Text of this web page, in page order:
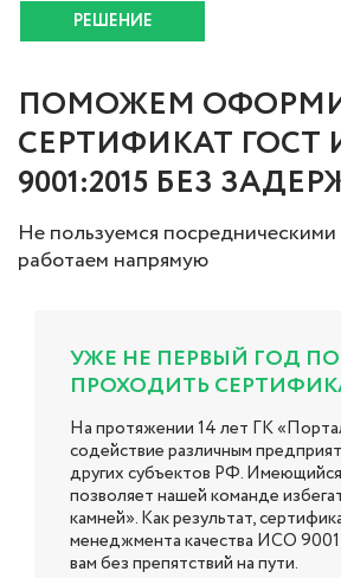
РЕШЕНИЕ
ПОМОЖЕМ
СЕРТИФИКАТ ГОСТ
9001:2015 БЕЗ
Не пользуемся посредническими
работаем напрямую
УЖЕ НЕ ПЕРВЫЙ ГОД
ПРОХОДИТЬ
На протяжении 14 лет ГК
содействие различным
других субъектов РФ.
позволяет нашей команде
камней». Как результат,
менеджмента качества ИСО
вам без препятствий на пути.